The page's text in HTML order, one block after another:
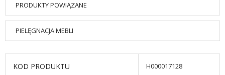
PRODUKTY POWIĄZANE
PIELĘGNACJA MEBLI
KOD PRODUKTU H000017128